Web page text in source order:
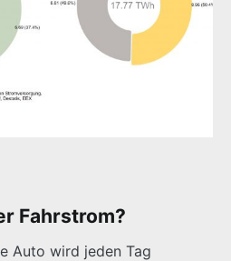
Fahrstrom?
Auto wird jeden Tag